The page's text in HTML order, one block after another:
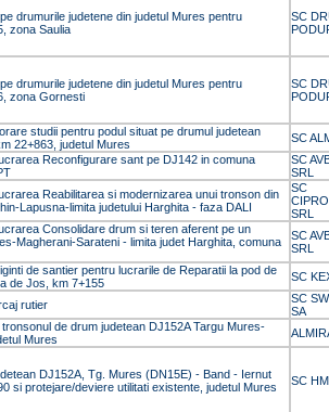
drumurile judetene din judetul Mures pentru
zona Saulia
SC
drumurile judetene din judetul Mures pentru
zona Gornesti
SC
studii pentru podul situat pe drumul judetean
22+863, judetul Mures
SC
Reconfigurare sant pe DJ142 in comuna
SC
SRL
Reabilitarea si modernizarea unui tronson din
Lapusna-limita judetului Harghita - faza DALI
SC
SRL
Consolidare drum si teren aferent pe un
Magherani-Sarateni - limita judet Harghita, comuna
SC
SRL
de santier pentru lucrarile de Reparatii la pod de
de Jos, km 7+155
SC
rutier
SC
SA
de drum judetean DJ152A Targu Mures-
Mures
DJ152A, Tg. Mures (DN15E) - Band - Iernut
si protejare/deviere utilitati existente, judetul Mures
SC